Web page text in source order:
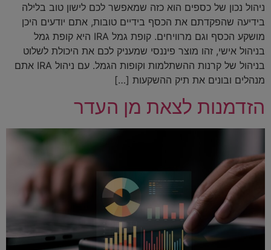
ניהול נכון של כספים הוא כזה שמאפשר לכם לישון טוב בלילה
בידיעה שהפקדתם את הכסף בידיים טובות, אתם יודעים היכן
מושקע הכסף וגם מרוויחים. קופת גמל IRA היא קופת גמל
בניהול אישי, זהו מוצר פיננסי שמעניק לכם את היכולת לשלוט
בניהול של קרנות ההשתלמות וקופות הגמל. עם ניהול IRA אתם
מנהלים ובונים את תיק ההשקעות […]
הזדמנות לצאת מן העדר